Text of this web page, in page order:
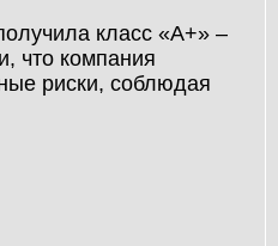
класс «А+» –
что компания
риски, соблюдая